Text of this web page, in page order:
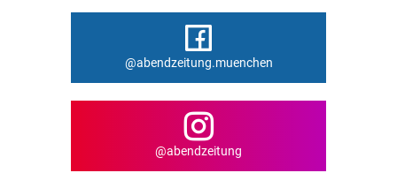
@abendzeitung.muenchen
@abendzeitung